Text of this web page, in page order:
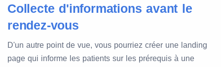
Collecte d'informations avant le
rendez-vous
D'un autre point de vue, vous pourriez créer une landing
page qui informe les patients sur les prérequis à une